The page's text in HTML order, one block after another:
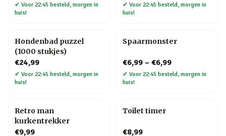
✔ Voor 22:45 besteld, morgen in
huis!
✔ Voor 22:45 besteld, morgen in
huis!
Hondenbad puzzel
(1000 stukjes)
€24,99
✔ Voor 22:45 besteld, morgen in
huis!
Spaarmonster
€6,99 – €6,99
✔ Voor 22:45 besteld, morgen in
huis!
Retro man
kurkentrekker
€9,99
Toilet timer
€8,99